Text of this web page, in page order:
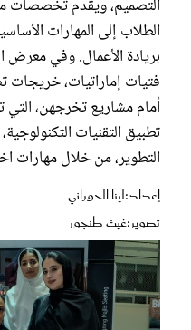
التصميم، ويقدم تخصّصات
الطلاب إلى المهارات
فتيات إماراتيات، خريجات
أمام مشاريع تخرجهن، التي
تطبيق التقنيات
التطوير، من خلال مهارات
إعداد:لينا الحوراني
تصوير:غيث طنجور